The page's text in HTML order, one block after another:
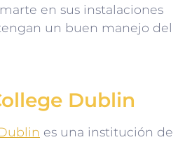
en sus instalaciones
un buen manejo del
Dublin
es una institución de